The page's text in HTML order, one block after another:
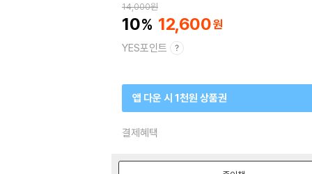
14,000원
10 12,600
YES포인트
앱 다운 시 1천원 상품권
결제혜택